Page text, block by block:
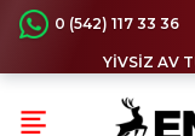
0 (542) 117 33 36
YİVSİZ AV